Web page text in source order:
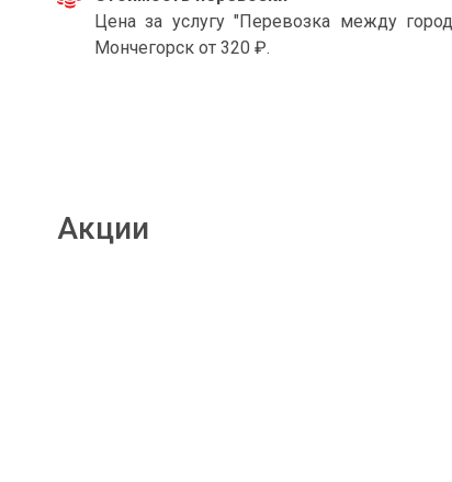
Цена за услугу "Перевозка между
Мончегорск от 320 ₽.
Акции